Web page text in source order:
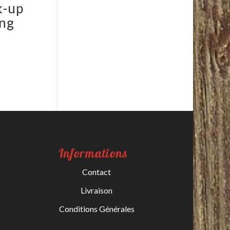
up
Informations
Contact
Livraison
Conditions Générales